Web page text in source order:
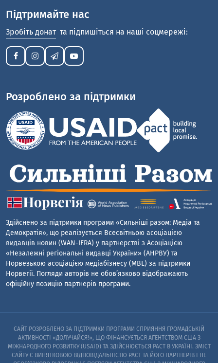
Підтримайте нас
Зробіть донат та підпишіться на наші соцмережі:
Розроблено за підтримки
Здійснено за підтримки програми «Сильніші разом: Медіа та
Демократія», що реалізується Всесвітньою асоціацією
видавців новин (WAN-IFRA) у партнерстві з Асоціацією
«Незалежні регіональні видавці України» (АНРВУ) та
Норвезькою асоціацією медіабізнесу (MBL) за підтримки
Норвегії. Погляди авторів не обов’язково відображають
офіційну позицію партнерів програми.
САЙТ РОЗРОБЛЕНО ЗА ПІДТРИМКИ ПРОГРАМИ СПРИЯННЯ ГРОМАДСЬКІЙ
АКТИВНОСТІ «ДОЛУЧАЙСЯ!», ЩО ФІНАНСУЄТЬСЯ АГЕНТСТВОМ США З
МІЖНАРОДНОГО РОЗВИТКУ (USAID) ТА ЗДІЙСНЮЄТЬСЯ PACT В УКРАЇНІ. ЗМІСТ
САЙТУ Є ВИНЯТКОВОЮ ВІДПОВІДАЛЬНІСТЮ PACT ТА ЙОГО ПАРТНЕРІВ I НЕ